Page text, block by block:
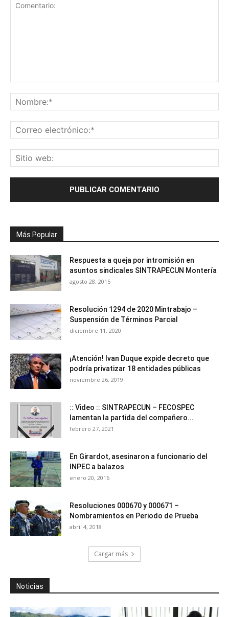
Más Popular
Respuesta a queja por intromisión en
asuntos sindicales SINTRAPECUN Montería
agosto 28, 2015
Resolución 1294 de 2020 Mintrabajo –
Suspensión de Términos Parcial
diciembre 11, 2020
¡Atención! Ivan Duque expide decreto que
podría privatizar 18 entidades públicas
noviembre 26, 2019
:: Video :: SINTRAPECUN – FECOSPEC
lamentan la partida del compañero...
febrero 27, 2021
En Girardot, asesinaron a funcionario del
INPEC a balazos
enero 20, 2016
Resoluciones 000670 y 000671 –
Nombramientos en Periodo de Prueba
abril 4, 2018
Cargar más
Noticias